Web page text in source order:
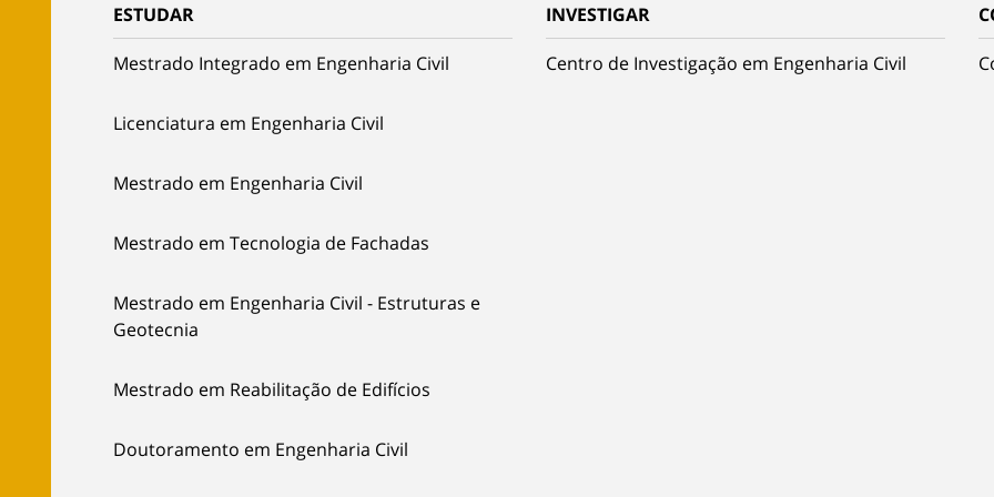
ESTUDAR
Mestrado Integrado em Engenharia Civil
Licenciatura em Engenharia Civil
Mestrado em Engenharia Civil
Mestrado em Tecnologia de Fachadas
Mestrado em Engenharia Civil - Estruturas e
Geotecnia
Mestrado em Reabilitação de Edifícios
Doutoramento em Engenharia Civil
INVESTIGAR
Centro de Investigação em Engenharia Civil